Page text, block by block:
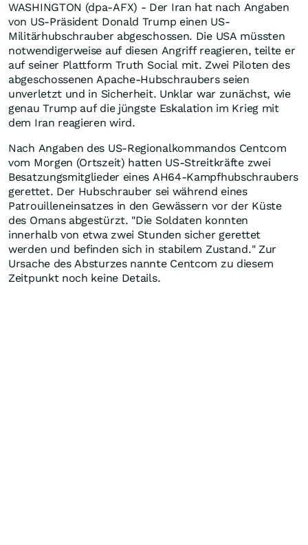
WASHINGTON (dpa-AFX) - Der Iran hat nach Angaben
von US-Präsident Donald Trump einen US-
Militärhubschrauber abgeschossen. Die USA müssten
notwendigerweise auf diesen Angriff reagieren, teilte er
auf seiner Plattform Truth Social mit. Zwei Piloten des
abgeschossenen Apache-Hubschraubers seien
unverletzt und in Sicherheit. Unklar war zunächst, wie
genau Trump auf die jüngste Eskalation im Krieg mit
dem Iran reagieren wird.
Nach Angaben des US-Regionalkommandos Centcom
vom Morgen (Ortszeit) hatten US-Streitkräfte zwei
Besatzungsmitglieder eines AH64-Kampfhubschraubers
gerettet. Der Hubschrauber sei während eines
Patrouilleneinsatzes in den Gewässern vor der Küste
des Omans abgestürzt. "Die Soldaten konnten
innerhalb von etwa zwei Stunden sicher gerettet
werden und befinden sich in stabilem Zustand." Zur
Ursache des Absturzes nannte Centcom zu diesem
Zeitpunkt noch keine Details.